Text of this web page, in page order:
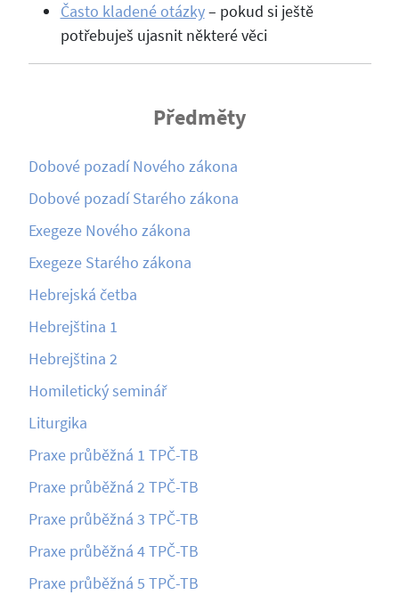
Často kladené otázky– pokud si ještě
potřebuješ ujasnit některé věci
Předměty
Dobové pozadí Nového zákona
Dobové pozadí Starého zákona
Exegeze Nového zákona
Exegeze Starého zákona
Hebrejská četba
Hebrejština 1
Hebrejština 2
Homiletický seminář
Liturgika
Praxe průběžná 1 TPČ-TB
Praxe průběžná 2 TPČ-TB
Praxe průběžná 3 TPČ-TB
Praxe průběžná 4 TPČ-TB
Praxe průběžná 5 TPČ-TB